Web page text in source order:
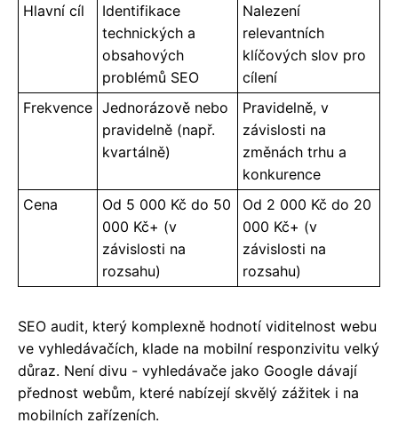
Hlavní cíl
Identifikace
technických a
obsahových
problémů SEO
Nalezení
relevantních
klíčových slov pro
cílení
Frekvence Jednorázově nebo
pravidelně (např.
kvartálně)
Pravidelně, v
závislosti na
změnách trhu a
konkurence
Cena
Od 5 000 Kč do 50
000 Kč+ (v
závislosti na
rozsahu)
Od 2 000 Kč do 20
000 Kč+ (v
závislosti na
rozsahu)
SEO audit, který komplexně hodnotí viditelnost webu
ve vyhledávačích, klade na mobilní responzivitu velký
důraz. Není divu - vyhledávače jako Google dávají
přednost webům, které nabízejí skvělý zážitek i na
mobilních zařízeních.